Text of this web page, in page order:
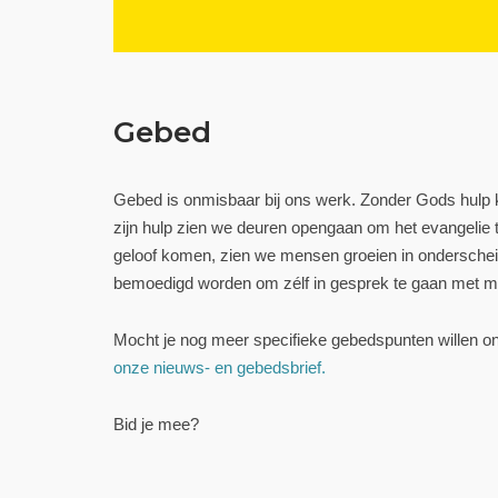
Gebed
Gebed is onmisbaar bij ons werk. Zonder Gods
zijn hulp zien we deuren opengaan om het
geloof komen, zien we mensen groeien in
bemoedigd worden om zélf in gesprek te gaan met
Mocht je nog meer specifieke gebedspunten willen
onze nieuws- en gebedsbrief.
Bid je mee?